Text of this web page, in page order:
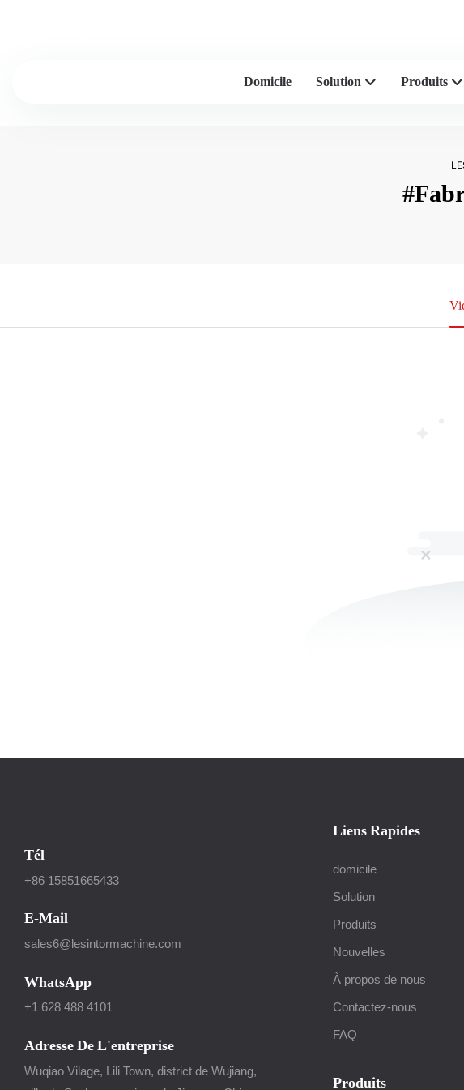
Domicile Solution Produits
Tél
+86 15851665433
E-Mail
sales6@lesintormachine.com
WhatsApp
+1 628 488 4101
Adresse De L'entreprise
Wuqiao Vilage, Lili Town, district de Wujiang,
Liens Rapides
domicile
Solution
Produits
Nouvelles
À propos de nous
Contactez-nous
FAQ
Produits